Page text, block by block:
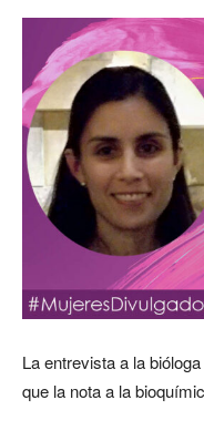
La entrevista a la
que la nota a la